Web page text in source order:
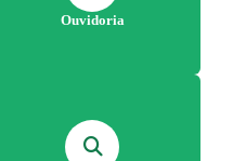
Ouvidoria